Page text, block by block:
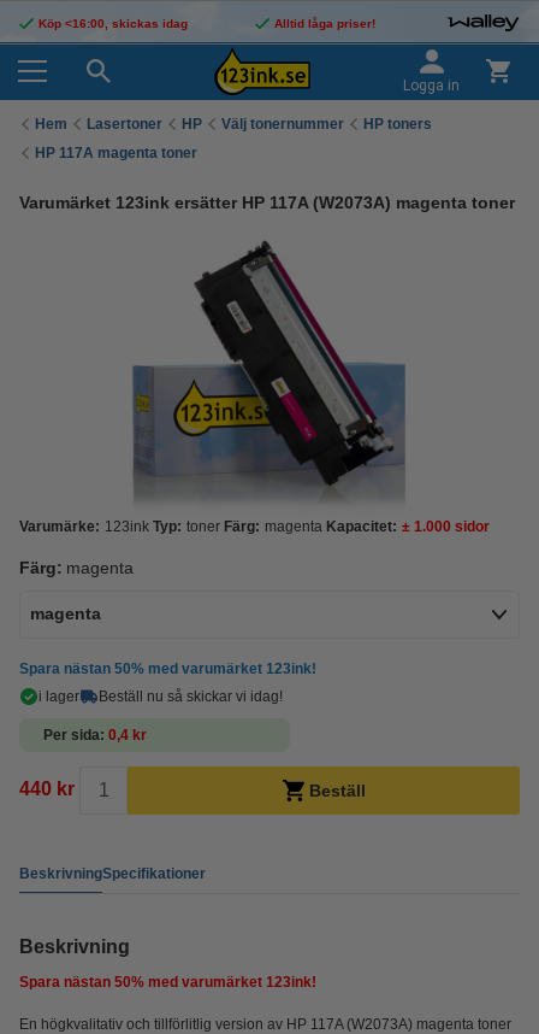
Köp <16:00, skickas idag Alltid låga priser!
Logga in
Hem Lasertoner HP Välj tonernummer
HP toners
HP 117A magenta toner
Varumärket 123ink ersätter HP 117A (W2073A) magenta toner
Varumärke: 123ink Typ: toner Färg: magenta Kapacitet: ± 1.000 sidor
Färg: magenta
magenta
Spara nästan 50% med varumärket 123ink!
i lager
Beställ nu så skickar vi idag!
Per sida 0,4 kr
440 kr Beställ
BeskrivningSpecifikationer
Beskrivning
Spara nästan 50% med varumärket 123ink!
En högkvalitativ och tillförlitlig version av HP 117A (W2073A) magenta toner